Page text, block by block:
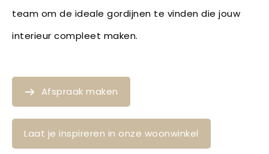
team om de ideale gordijnen te vinden die jouw
interieur compleet maken.
Afspraak maken
Laat je inspireren in onze woonwinkel